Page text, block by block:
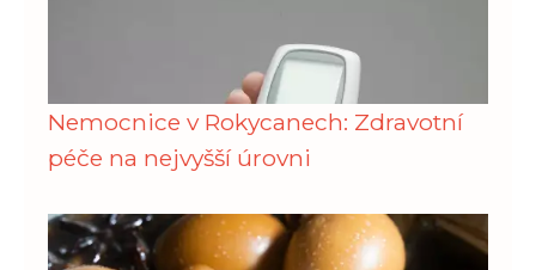
Nemocnice v Rokycanech: Zdravotní
péče na nejvyšší úrovni